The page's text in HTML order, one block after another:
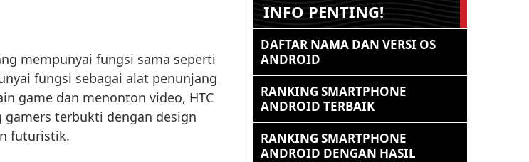
mempunyai fungsi sama seperti
fungsi sebagai alat penunjang
game dan menonton video, HTC
terbukti dengan design
futuristik.
INFO PENTING!
DAFTAR NAMA DAN VERSI OS
ANDROID
RANKING SMARTPHONE
ANDROID TERBAIK
RANKING SMARTPHONE
ANDROID DENGAN HASIL